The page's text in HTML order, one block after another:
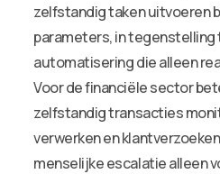
zelfstandig taken uitvoeren
parameters, in
automatisering die alleen
Voor de financiële sector
zelfstandig transacties
verwerken en
menselijke escalatie alleen